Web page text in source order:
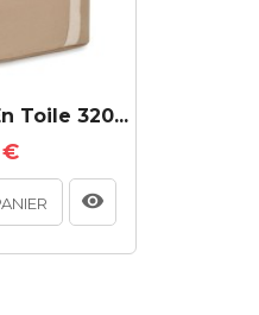
Toile 320...
€